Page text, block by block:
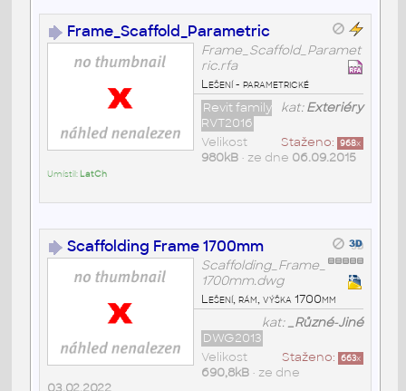
Frame_Scaffold_Parametric
Frame_Scaffold_Paramet
ric.rfa
Lešení - parametrické
kat:Exteriéry
Revit family
RVT2016
Staženo: 968x
Velikost
980kB• ze dne 06.09.2015
Umístil: LatCh
Scaffolding Frame 1700mm
Scaffolding_Frame_
1700mm.dwg
Lešení, rám, výška 1700mm
kat:_Různé-Jiné
DWG2013
Staženo: 663x
Velikost
690,8kB• ze dne